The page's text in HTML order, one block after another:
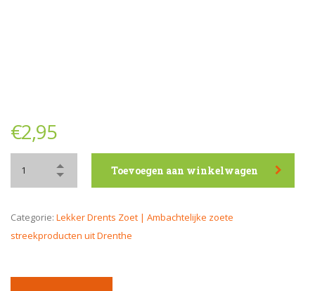
€2,95
Toevoegen aan winkelwagen
Categorie: Lekker Drents Zoet | Ambachtelijke zoete
streekproducten uit Drenthe